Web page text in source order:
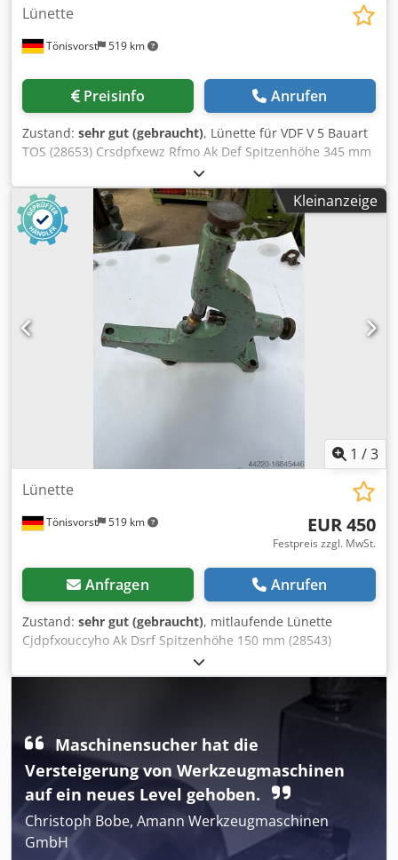
Tönisvorst 519 km
Lünette
Preisinfo Anrufen
Zustand: sehr gut (gebraucht), Lünette für VDF V 5 Bauart
TOS (28653) Crsdpfxewz Rfmo Ak Def Spitzenhöhe 345 mm
Kleinanzeige
1 /3
Tönisvorst 519 km
Lünette
EUR 450
Festpreis zzgl. MwSt.
Anfragen Anrufen
Zustand: sehr gut (gebraucht), mitlaufende Lünette
Cjdpfxouccyho Ak Dsrf Spitzenhöhe 150 mm (28543)
maximaler Wellendurchmesser 110 mm Maße, siehe Foto
Gewicht 16 kg
Maschinensucher hat die
Versteigerung von Werkzeugmaschinen
auf ein neues Level gehoben.
Christoph Bobe, Amann Werkzeugmaschinen
GmbH